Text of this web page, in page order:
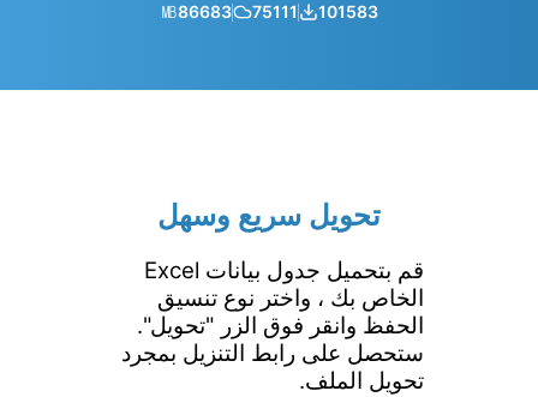
101583
75111
86683
㎆︎
تحويل سريع وسهل
قم بتحميل جدول بيانات Excel
الخاص بك ، واختر نوع تنسيق
الحفظ وانقر فوق الزر "تحويل".
ستحصل على رابط التنزيل بمجرد
تحويل الملف.